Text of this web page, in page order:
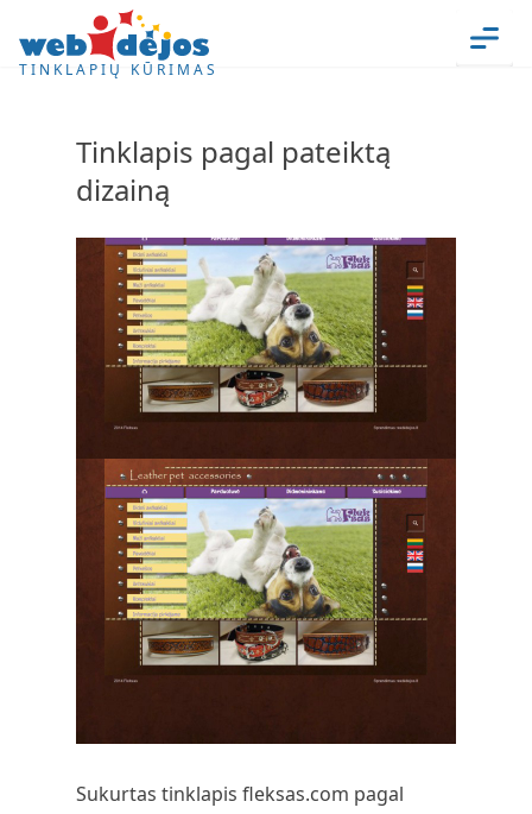
Skip to content
TINKLAPIŲ KŪRIMAS
Tinklapis pagal pateiktą
dizainą
Sukurtas tinklapis fleksas.com pagal